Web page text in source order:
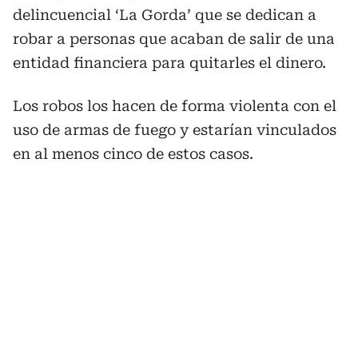
delincuencial ‘La Gorda’ que se dedican a
robar a personas que acaban de salir de una
entidad financiera para quitarles el dinero.
Los robos los hacen de forma violenta con el
uso de armas de fuego y estarían vinculados
en al menos cinco de estos casos.